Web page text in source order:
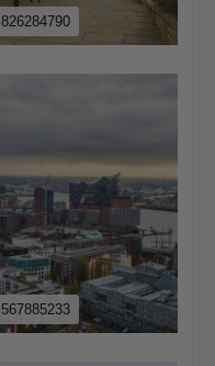
826284790
567885233